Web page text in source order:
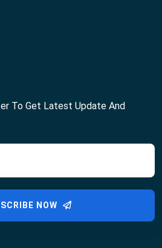
To Get Latest Update And
NOW